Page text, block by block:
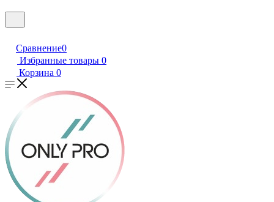
Сравнение0
Избранные товары 0
Корзина 0